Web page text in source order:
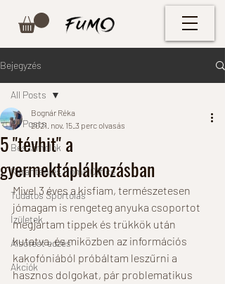
Bejegyzés
All Posts
Beszámolók
Karantén és Home Office
Tudatos Sportolás
Ízületek
Alsótest edzés
Akciók
All Posts
5 "tévhit" a
gyermektáplálkozásban
Bognár Réka
2021. nov. 15. 3 perc olvasás
Mivel 3 éves a kisfiam, természetesen
jómagam is rengeteg anyuka csoportot
megjártam tippek és trükkök után
kutatva, és miközben az információs
kakofóniából próbáltam leszűrni a
hasznos dolgokat, pár problematikus